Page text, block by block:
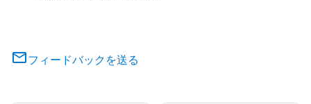
フィードバックを送る